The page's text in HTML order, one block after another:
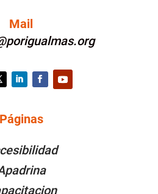
Mail
Facebook
Páginas